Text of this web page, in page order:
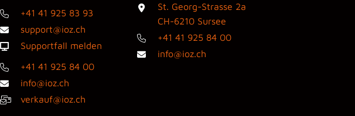
+41 41 925 83 93
support@ioz.ch
Supportfall melden
+41 41 925 84 00
info@ioz.ch
verkauf@ioz.ch
St. Georg-Strasse 2a
CH-6210 Sursee
+41 41 925 84 00
info@ioz.ch